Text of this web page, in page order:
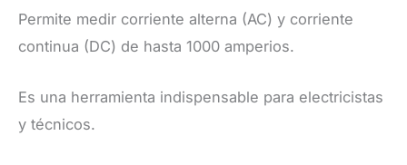
Permite medir corriente alterna (AC) y corriente
continua (DC) de hasta 1000 amperios.
Es una herramienta indispensable para electricistas
y técnicos.